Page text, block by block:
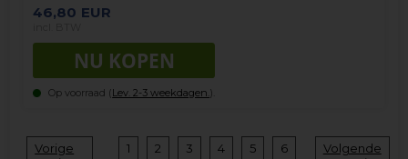
46,80 EUR
Op voorraad (Lev. 2-3 weekdagen. ).
Vorige
1 2 3 4 5
6
Volgende